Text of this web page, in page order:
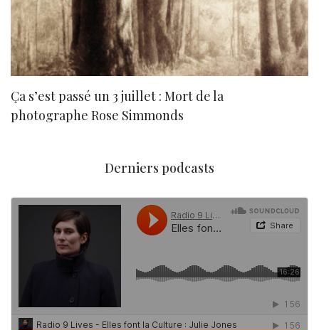
Ça s’est passé un 3 juillet : Mort de la
photographe Rose Simmonds
Derniers podcasts